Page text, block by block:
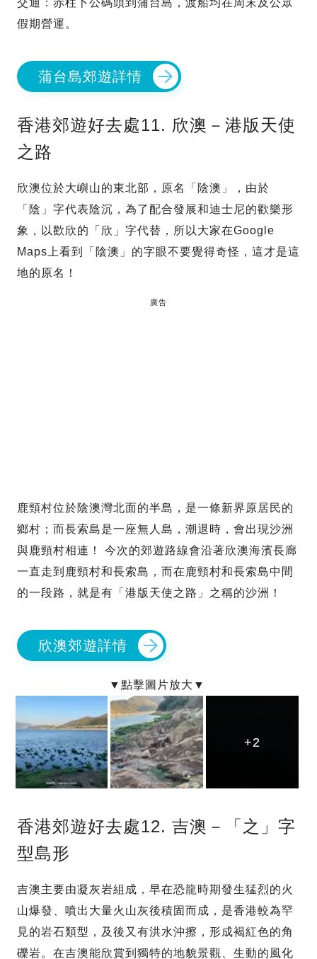
交通：赤柱卜公碼頭到蒲台島，渡船均在周末及公眾
假期營運。
蒲台島郊遊詳情
香港郊遊好去處11. 欣澳－港版天使
之路
欣澳位於大嶼山的東北部，原名「陰澳」，由於
「陰」字代表陰沉，為了配合發展和迪士尼的歡樂形
象，以歡欣的「欣」字代替，所以大家在Google
Maps上看到「陰澳」的字眼不要覺得奇怪，這才是這
地的原名！
廣告
鹿頸村位於陰澳灣北面的半島，是一條新界原居民的
鄉村；而長索島是一座無人島，潮退時，會出現沙洲
與鹿頸村相連！ 今次的郊遊路線會沿著欣澳海濱長廊
一直走到鹿頸村和長索島，而在鹿頸村和長索島中間
的一段路，就是有「港版天使之路」之稱的沙洲！
欣澳郊遊詳情
+2
+2
+2
香港郊遊好去處12. 吉澳－「之」字
型島形
吉澳主要由凝灰岩組成，早在恐龍時期發生猛烈的火
山爆發、噴出大量火山灰後積固而成，是香港較為罕
見的岩石類型，及後又有洪水沖擦，形成褐紅色的角
礫岩。在吉澳能欣賞到獨特的地貌景觀、生動的風化